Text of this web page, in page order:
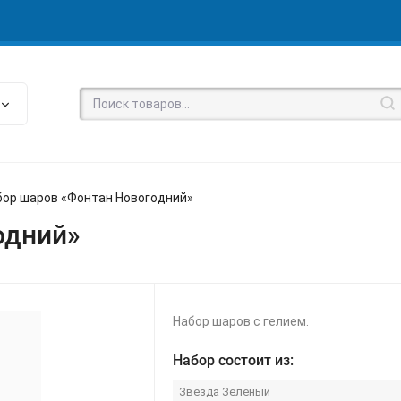
шаров «Фонтан Новогодний»
Набор шаров с гелием.
Набор состоит из:
Звезда Зелёный